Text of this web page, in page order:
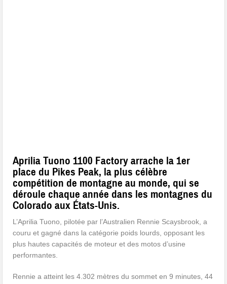
Aprilia Tuono 1100 Factory arrache la 1er
place du Pikes Peak, la plus célèbre
compétition de montagne au monde, qui se
déroule chaque année dans les montagnes du
Colorado aux États-Unis.
L’Aprilia Tuono, pilotée par l’Australien Rennie Scaysbrook, a
couru et gagné dans la catégorie poids lourds, opposant les
plus hautes capacités de moteur et des motos d’usine
performantes.
Rennie a atteint les 4.302 mètres du sommet en 9 minutes, 44